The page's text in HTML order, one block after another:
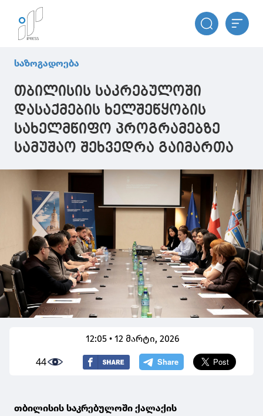
საზოგადოება
თბილისის საკრებულოში
დასაქმების ხელშეწყობის
სახელმწიფო პროგრამებზე
სამუშაო შეხვედრა გაიმართა
12:05 • 12 მარტი, 2026
44
თბილისის საკრებულოში ქალაქის